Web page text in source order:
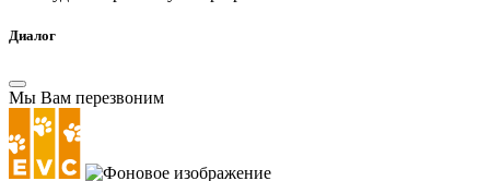
Диалог
Мы Вам перезвоним